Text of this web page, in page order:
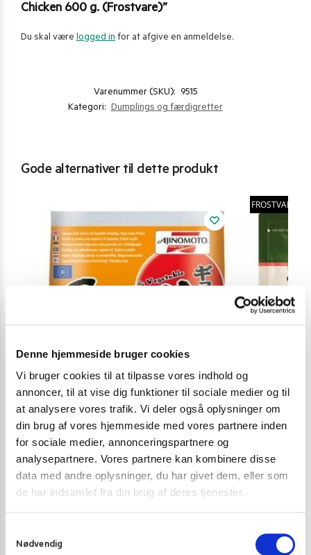
Denne hjemmeside bruger cookies
Vi bruger cookies til at tilpasse vores indhold og
annoncer, til at vise dig funktioner til sociale medier og til
at analysere vores trafik. Vi deler også oplysninger om
din brug af vores hjemmeside med vores partnere inden
for sociale medier, annonceringspartnere og
analysepartnere. Vores partnere kan kombinere disse
data med andre oplysninger, du har givet dem, eller som
de har indsamlet fra din brug af deres tjenester.
Nødvendig
Chicken 600 g. (Frostvare)”
Du skal være logged in for at afgive en anmeldelse.
Varenummer (SKU): 9515
Kategori: Dumplings og færdigretter
Gode alternativer til dette produkt
DUMPLINGS OG FÆRDIGRETTER
FROSTVARE
DUMPLINGS
75,00